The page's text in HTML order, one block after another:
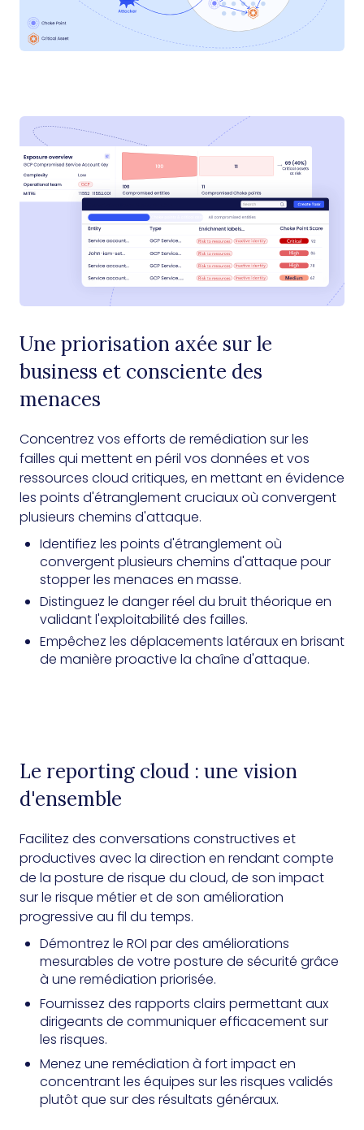
Une priorisation axée sur le
business et consciente des
menaces
Concentrez vos efforts de remédiation sur les
failles qui mettent en péril vos données et vos
ressources cloud critiques, en mettant en évidence
les points d'étranglement cruciaux où convergent
plusieurs chemins d'attaque.
Identifiez les points d'étranglement où
convergent plusieurs chemins d'attaque pour
stopper les menaces en masse.
Distinguez le danger réel du bruit théorique en
validant l'exploitabilité des failles.
Empêchez les déplacements latéraux en brisant
de manière proactive la chaîne d'attaque.
Le reporting cloud : une vision
d'ensemble
Facilitez des conversations constructives et
productives avec la direction en rendant compte
de la posture de risque du cloud, de son impact
sur le risque métier et de son amélioration
progressive au fil du temps.
Démontrez le ROI par des améliorations
mesurables de votre posture de sécurité grâce
à une remédiation priorisée.
Fournissez des rapports clairs permettant aux
dirigeants de communiquer efficacement sur
les risques.
Menez une remédiation à fort impact en
concentrant les équipes sur les risques validés
plutôt que sur des résultats généraux.